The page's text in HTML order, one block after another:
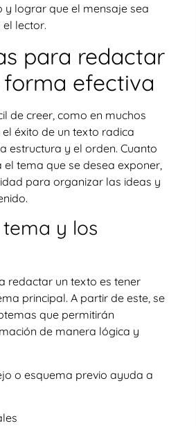
y lograr que el mensaje sea
el lector.
para redactar
efectiva
de creer, como en muchos
éxito de un texto radica
estructura y el orden. Cuanto
tema que se desea exponer,
para organizar las ideas y
tema y los
redactar un texto es tener
principal. A partir de este, se
que permitirán
de manera lógica y
o esquema previo ayuda a